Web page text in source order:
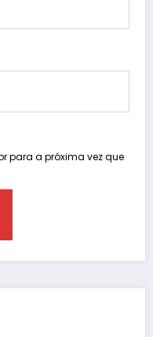
para a próxima vez que